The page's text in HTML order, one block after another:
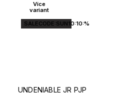
Více
variant
SALECODE:SUN10:10:%
UNDENIABLE JR PJP